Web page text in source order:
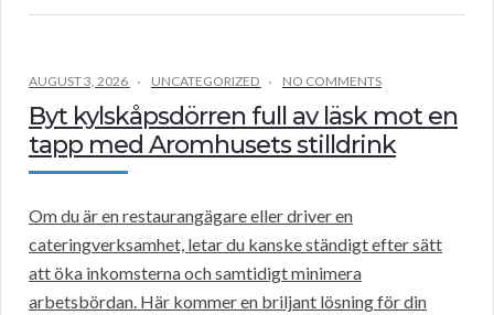
AUGUST 3, 2026 UNCATEGORIZED NO COMMENTS
Byt kylskåpsdörren full av läsk mot en
tapp med Aromhusets stilldrink
Om du är en restaurangägare eller driver en
cateringverksamhet, letar du kanske ständigt efter sätt
att öka inkomsterna och samtidigt minimera
arbetsbördan. Här kommer en briljant lösning för din